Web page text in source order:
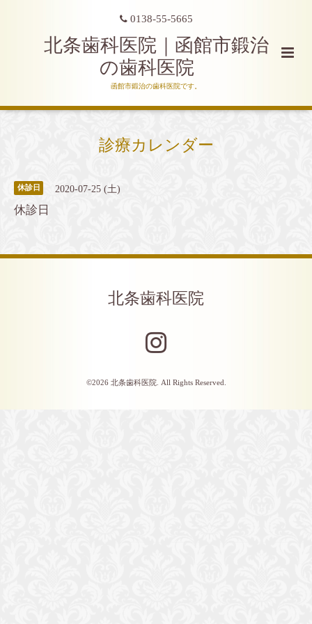
0138-55-5665
北条歯科医院｜函館市鍛治
の歯科医院
函館市鍛治の歯科医院です。
診療カレンダー
休診日 2020-07-25 (土)
休診日
北条歯科医院
©2026 北条歯科医院. All Rights Reserved.